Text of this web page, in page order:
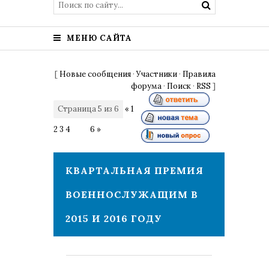
МЕНЮ САЙТА
[ Новые сообщения ·Участники · Правила
форума · Поиск · RSS ]
Страница5 из 6 « 1
2 3 4 6 »
КВАРТАЛЬНАЯ ПРЕМИЯ
ВОЕННОСЛУЖАЩИМ В
2015 И 2016 ГОДУ